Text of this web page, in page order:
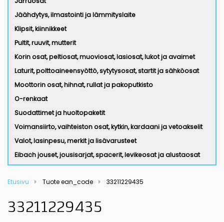
Jäähdytys, ilmastointi ja lämmityslaite
Klipsit, kiinnikkeet
Pultit, ruuvit, mutterit
Korin osat, peltiosat, muoviosat, lasiosat, lukot ja avaimet
Laturit, polttoaineensyöttö, sytytysosat, startit ja sähköosat
Moottorin osat, hihnat, rullat ja pakoputkisto
O-renkaat
Suodattimet ja huoltopaketit
Voimansiirto, vaihteiston osat, kytkin, kardaani ja vetoakselit
Valot, lasinpesu, merkit ja lisävarusteet
Eibach jouset, jousisarjat, spacerit, levikeosat ja alustaosat
Etusivu Tuote ean_code 33211229435
33211229435